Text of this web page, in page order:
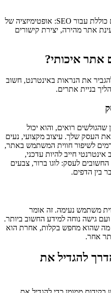
בין הדברים החשובים שבניית אתרים כוללת עבור SEO: אופטימיזציה של
אתר מהירה, יצירת קישורים
אתר איכותי?
את הנראות באינטרנט, חשוב
בניית אתרים.
רואים, והוא יכול
העסק שלך. עיצוב מקצועי, נעים
לשיפור חווית המשתמש באתר,
חייב להיות עדכני,
לעסק: לוגו ברור, צבעים
בין הדפים.
משתמש נעימה. זה אומר
גישה נוחה למידע החשוב ביותר.
מה שהוא מחפש בקלות, אחרת הוא
אחר.
להגדיל את